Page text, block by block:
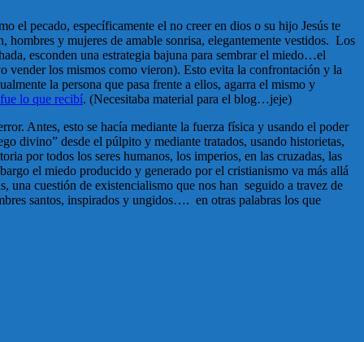
el pecado, específicamente el no creer en dios o su hijo Jesús te
hombres y mujeres de amable sonrisa, elegantemente vestidos. Los
esconden una estrategia bajuna para sembrar el miedo…el
vender los mismos como vieron). Esto evita la confrontación y la
la persona que pasa frente a ellos, agarra el mismo y
lo que recibí. (Necesitaba material para el blog…jeje)
Antes, esto se hacía mediante la fuerza física y usando el poder
divino” desde el púlpito y mediante tratados, usando historietas,
por todos los seres humanos, los imperios, en las cruzadas, las
el miedo producido y generado por el cristianismo va más allá
una cuestión de existencialismo que nos han seguido a travez de
santos, inspirados y ungidos…. en otras palabras los que